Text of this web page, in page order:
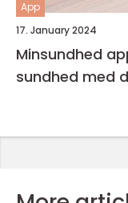
App
17. January 2024
Minsundhed
sundhed med